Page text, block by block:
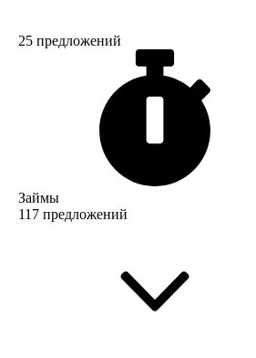
25 предложений
Займы
117 предложений